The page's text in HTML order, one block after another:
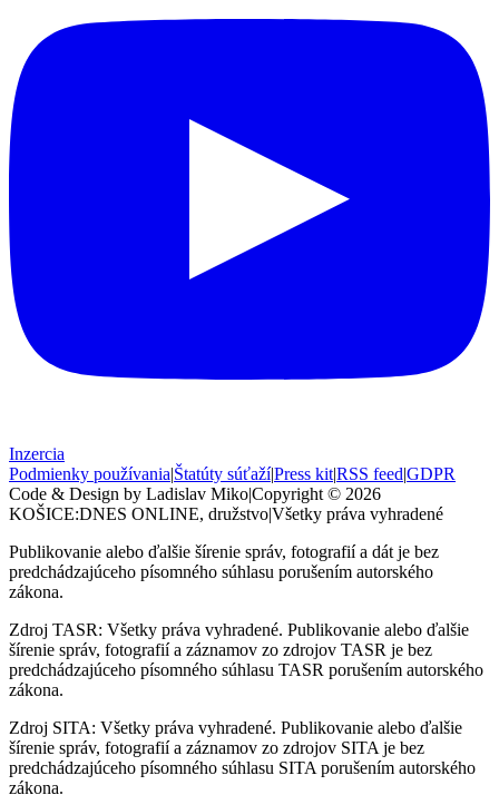
Inzercia
Podmienky používania|Štatúty súťaží|Press kit|RSS feed|GDPR
Code & Design by Ladislav Miko|Copyright © 2026
KOŠICE:DNES ONLINE, družstvo|Všetky práva vyhradené
Publikovanie alebo ďalšie šírenie správ, fotografií a dát je bez
predchádzajúceho písomného súhlasu porušením autorského
zákona.
Zdroj TASR: Všetky práva vyhradené. Publikovanie alebo ďalšie
šírenie správ, fotografií a záznamov zo zdrojov TASR je bez
predchádzajúceho písomného súhlasu TASR porušením autorského
zákona.
Zdroj SITA: Všetky práva vyhradené. Publikovanie alebo ďalšie
šírenie správ, fotografií a záznamov zo zdrojov SITA je bez
predchádzajúceho písomného súhlasu SITA porušením autorského
zákona.